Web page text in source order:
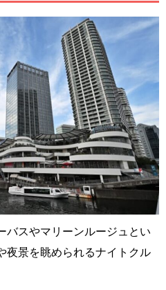
バスやマリーンルージュとい
夜景を眺められるナイトクル